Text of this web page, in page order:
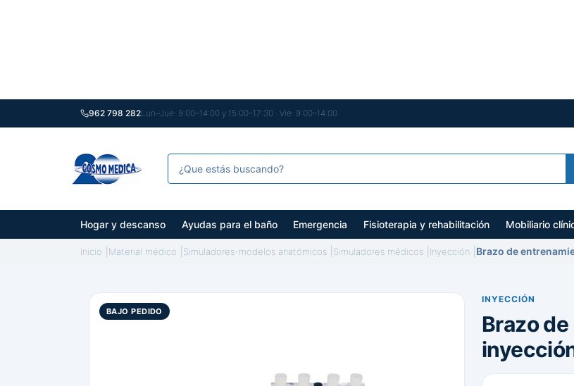
962 798 282Lun–Jue: 9:00–14:00 y 15:00–17:30 · Vie: 9:00–14:00
Hogar y descanso Ayudas para el baño Emergencia Fisioterapia y rehabilitación Mobiliario
Inicio Material médico Simuladores-modelos anatómicos Simuladores médicos Inyección Brazo de
BAJO PEDIDO
INYECCIÓN
Brazo